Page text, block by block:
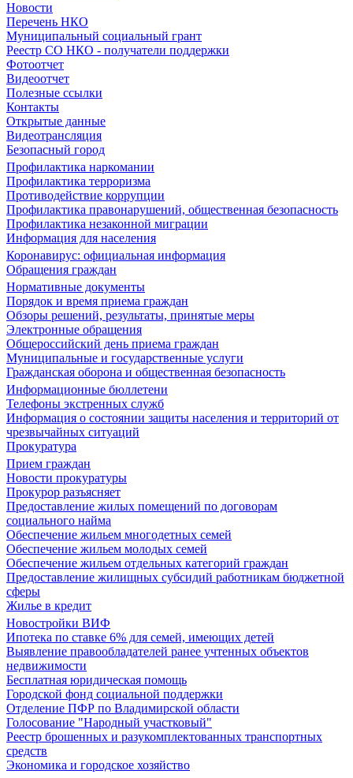
Новости
Перечень НКО
Муниципальный социальный грант
Реестр СО НКО - получатели поддержки
Фотоотчет
Видеоотчет
Полезные ссылки
Контакты
Открытые данные
Видеотрансляция
Безопасный город
Профилактика наркомании
Профилактика терроризма
Противодействие коррупции
Профилактика правонарушений, общественная безопасность
Профилактика незаконной миграции
Информация для населения
Коронавирус: официальная информация
Обращения граждан
Нормативные документы
Порядок и время приема граждан
Обзоры решений, результаты, принятые меры
Электронные обращения
Общероссийский день приема граждан
Муниципальные и государственные услуги
Гражданская оборона и общественная безопасность
Информационные бюллетени
Телефоны экстренных служб
Информация о состоянии защиты населения и территорий от
чрезвычайных ситуаций
Прокуратура
Прием граждан
Новости прокуратуры
Прокурор разъясняет
Предоставление жилых помещений по договорам
социального найма
Обеспечение жильем многодетных семей
Обеспечение жильем молодых семей
Обеспечение жильем отдельных категорий граждан
Предоставление жилищных субсидий работникам бюджетной
сферы
Жилье в кредит
Новостройки ВИФ
Ипотека по ставке 6% для семей, имеющих детей
Выявление правообладателей ранее учтенных объектов
недвижимости
Бесплатная юридическая помощь
Городской фонд социальной поддержки
Отделение ПФР по Владимирской области
Голосование "Народный участковый"
Реестр брошенных и разукомплектованных транспортных
средств
Экономика и городское хозяйство